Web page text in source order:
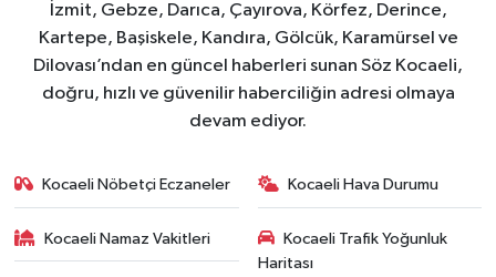
İzmit, Gebze, Darıca, Çayırova, Körfez, Derince,
Kartepe, Başiskele, Kandıra, Gölcük, Karamürsel ve
Dilovası’ndan en güncel haberleri sunan Söz Kocaeli,
doğru, hızlı ve güvenilir haberciliğin adresi olmaya
devam ediyor.
Kocaeli Nöbetçi Eczaneler Kocaeli Hava Durumu
Kocaeli Namaz Vakitleri
Kocaeli Trafik Yoğunluk
Haritası